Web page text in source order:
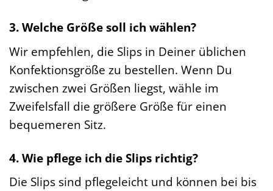
3. Welche Größe soll ich wählen?
Wir empfehlen, die Slips in Deiner üblichen
Konfektionsgröße zu bestellen. Wenn Du
zwischen zwei Größen liegst, wähle im
Zweifelsfall die größere Größe für einen
bequemeren Sitz.
4. Wie pflege ich die Slips richtig?
Die Slips sind pflegeleicht und können bei bis